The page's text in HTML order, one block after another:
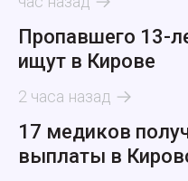
Пропавшего 13-
ищут в Кирове
2 часа назад
17 медиков
выплаты в